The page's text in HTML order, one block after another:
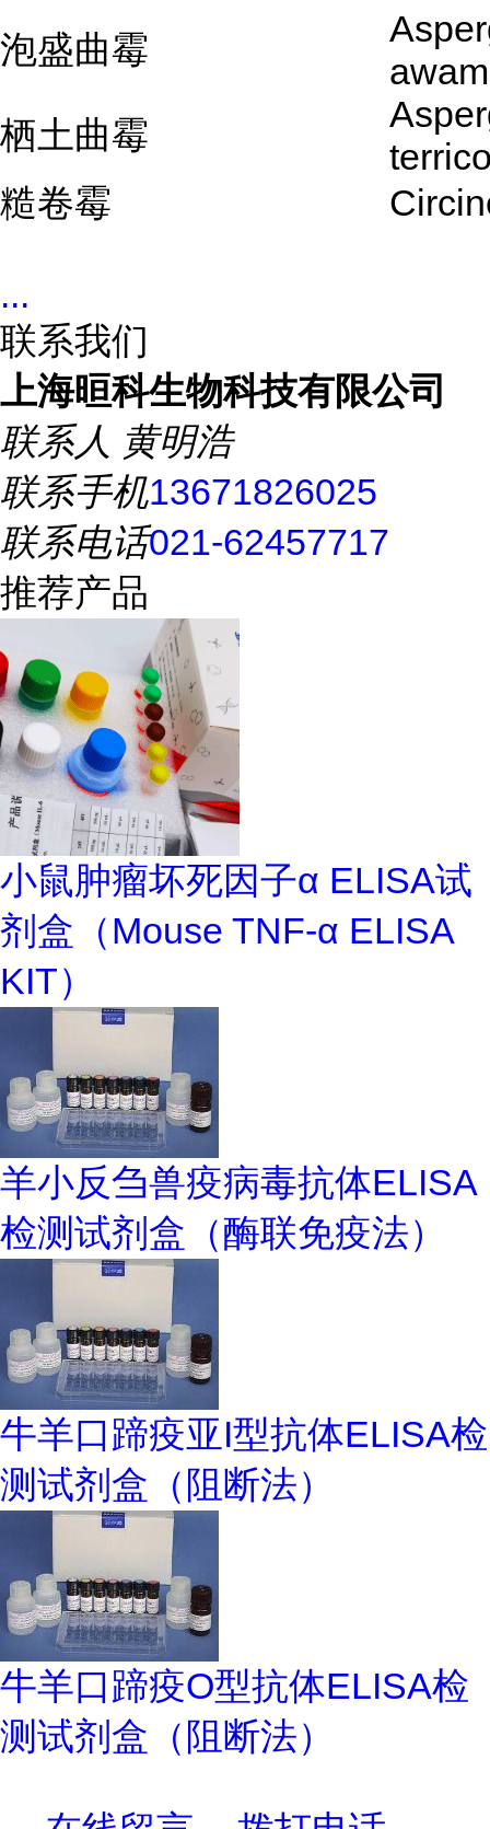
泡盛曲霉
栖土曲霉
糙卷霉
...
联系我们
上海晅科生物科技有限公司
联系人 黄明浩
联系手机13671826025
联系电话021-62457717
推荐产品
小鼠肿瘤坏死因子α ELISA试
剂盒（Mouse TNF-α ELISA
KIT）
羊小反刍兽疫病毒抗体ELISA
检测试剂盒（酶联免疫法）
牛羊口蹄疫亚I型抗体ELISA检
测试剂盒（阻断法）
牛羊口蹄疫O型抗体ELISA检
测试剂盒（阻断法）